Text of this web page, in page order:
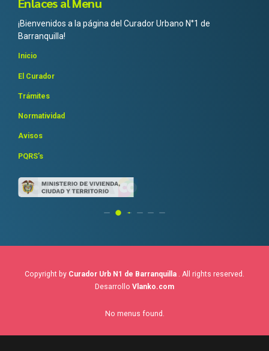
Enlaces al Menu
¡Bienvenidos a la página del Curador Urbano N°1 de
Barranquilla!
Inicio
El Curador
Trámites
Normatividad
Avisos
PQRS’s
Copyright by Curador Urb N1 de Barranquilla . All rights reserved.
Desarrollo Vlanko.com
No menus found.